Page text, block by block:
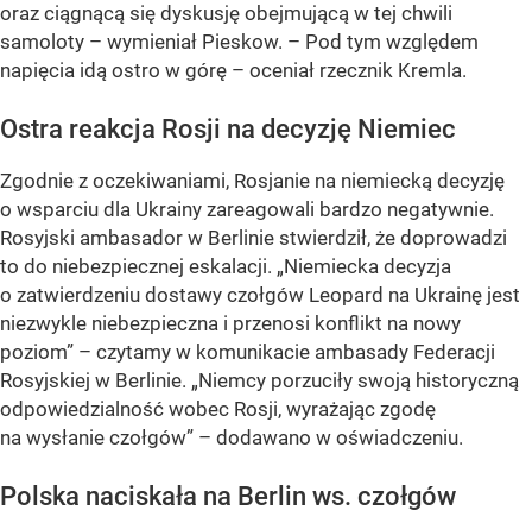
oraz ciągnącą się dyskusję obejmującą w tej chwili
samoloty – wymieniał Pieskow. – Pod tym względem
napięcia idą ostro w górę – oceniał rzecznik Kremla.
Ostra reakcja Rosji na decyzję Niemiec
Zgodnie z oczekiwaniami, Rosjanie na niemiecką decyzję
o wsparciu dla Ukrainy zareagowali bardzo negatywnie.
Rosyjski ambasador w Berlinie stwierdził, że doprowadzi
to do niebezpiecznej eskalacji. „Niemiecka decyzja
o zatwierdzeniu dostawy czołgów Leopard na Ukrainę jest
niezwykle niebezpieczna i przenosi konflikt na nowy
poziom” – czytamy w komunikacie ambasady Federacji
Rosyjskiej w Berlinie. „Niemcy porzuciły swoją historyczną
odpowiedzialność wobec Rosji, wyrażając zgodę
na wysłanie czołgów” – dodawano w oświadczeniu.
Polska naciskała na Berlin ws. czołgów